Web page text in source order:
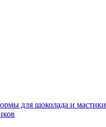
для шоколада и мастики